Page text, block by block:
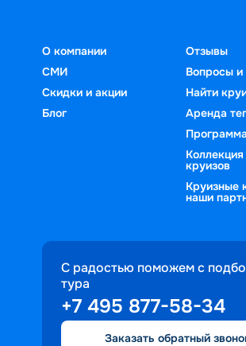
О компании
СМИ
Скидки и акции
Блог
Отзывы
Вопросы и
Найти
Аренда
круизов
Круизные
наши
С радостью поможем с
тура
+7 495 877-58-34
Заказать обратный